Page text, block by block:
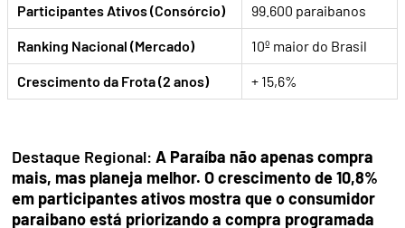
Participantes Ativos (Consórcio) 99.600 paraibanos
Ranking Nacional (Mercado) 10º maior do Brasil
Crescimento da Frota (2 anos) + 15,6%
Destaque Regional: A Paraíba não apenas compra
mais, mas planeja melhor. O crescimento de 10,8%
em participantes ativos mostra que o consumidor
paraibano está priorizando a compra programada